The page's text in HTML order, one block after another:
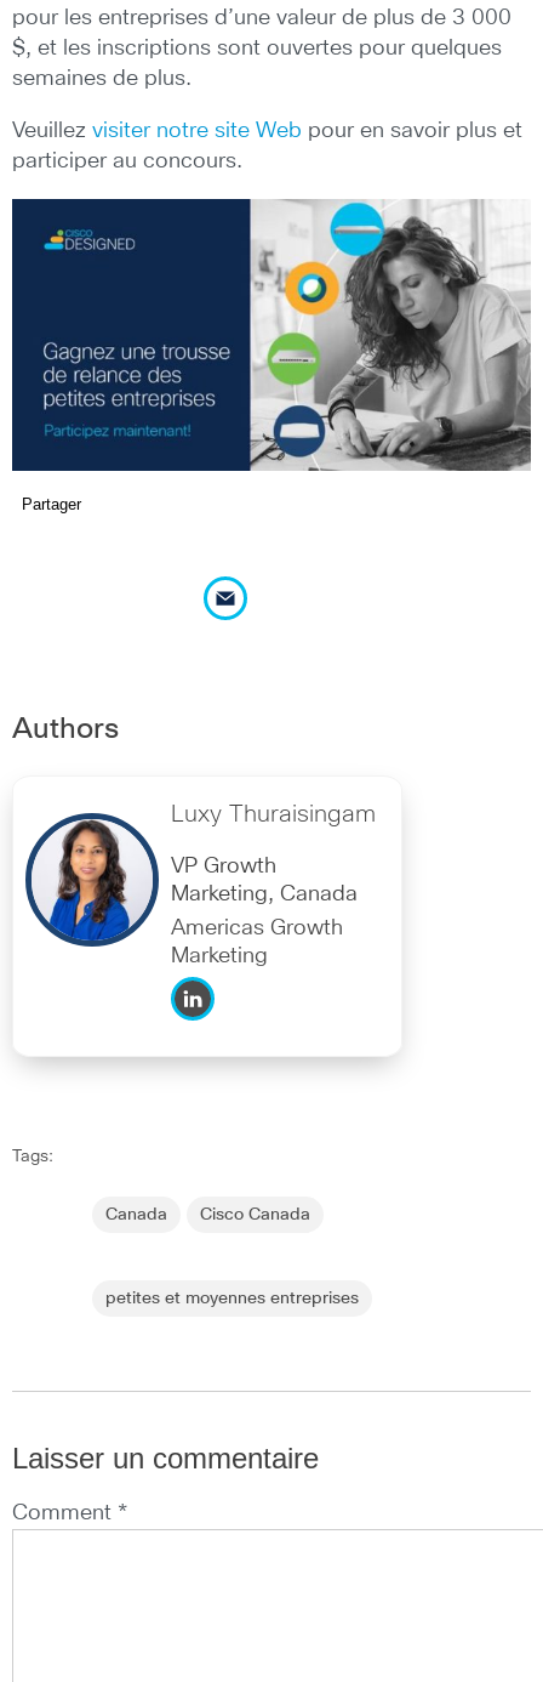
pour les entreprises d’une valeur de plus de 3 000
$, et les inscriptions sont ouvertes pour quelques
semaines de plus.
Veuillez visiter notre site Web pour en savoir plus et
participer au concours.
Partager
Authors
Luxy Thuraisingam
VP Growth
Marketing, Canada
Americas Growth
Marketing
Tags:
Canada Cisco Canada
petites et moyennes entreprises
Laisser un commentaire
Comment *